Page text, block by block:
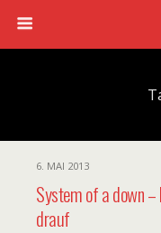
6. MAI 2013
System of a down
drauf